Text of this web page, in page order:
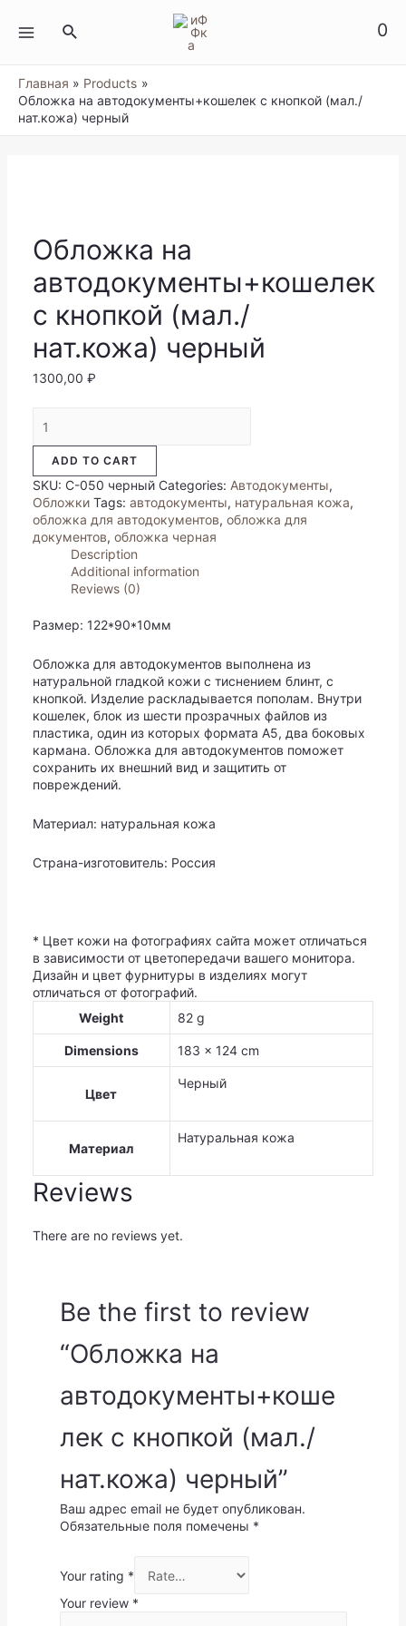
содержимому
MENU
Поиск 0
Главная
Products
Обложка на автодокументы+кошелек с кнопкой (мал./
нат.кожа) черный
Обложка на
автодокументы+кошелек
с кнопкой (мал./
нат.кожа) черный
1300,00 ₽
на
автодокументы+кошелек
кнопкой
(мал./
нат.кожа)
черный
quantity
ADD TO CART
SKU: С-050 черный Categories: Автодокументы,
Обложки Tags: автодокументы, натуральная кожа,
обложка для автодокументов, обложка для
документов, обложка черная
Description
Additional information
Reviews (0)
Размер: 122*90*10мм
Обложка для автодокументов выполнена из
натуральной гладкой кожи с тиснением блинт, с
кнопкой. Изделие раскладывается пополам. Внутри
кошелек, блок из шести прозрачных файлов из
пластика, один из которых формата А5, два боковых
кармана. Обложка для автодокументов поможет
сохранить их внешний вид и защитить от
повреждений.
Материал: натуральная кожа
Страна-изготовитель: Россия
* Цвет кожи на фотографиях сайта может отличаться
в зависимости от цветопередачи вашего монитора.
Дизайн и цвет фурнитуры в изделиях могут
отличаться от фотографий.
Weight
82 g
Dimensions 183 × 124 cm
Цвет
Черный
Материал
Натуральная кожа
Reviews
There are no reviews yet.
Be the first to review
“Обложка на
автодокументы+коше
лек с кнопкой (мал./
нат.кожа) черный”
Ваш адрес email не будет опубликован.
Обязательные поля помечены *
Your rating *
Your review *